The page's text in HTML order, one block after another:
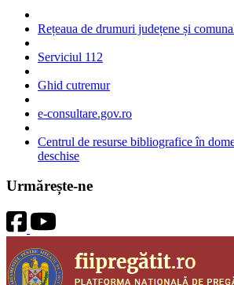
Rețeaua de drumuri județene și
Serviciul 112
Ghid cutremur
e-consultare.gov.ro
Centrul de resurse bibliografice în
deschise
Urmărește-ne